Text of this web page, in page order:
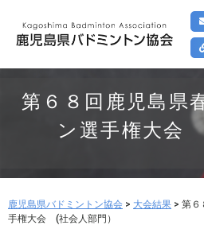
第６８回鹿児島県
ン選手権大会
鹿児島県バドミントン協会 > 大会結果 > 第６
手権大会 (社会人部門）